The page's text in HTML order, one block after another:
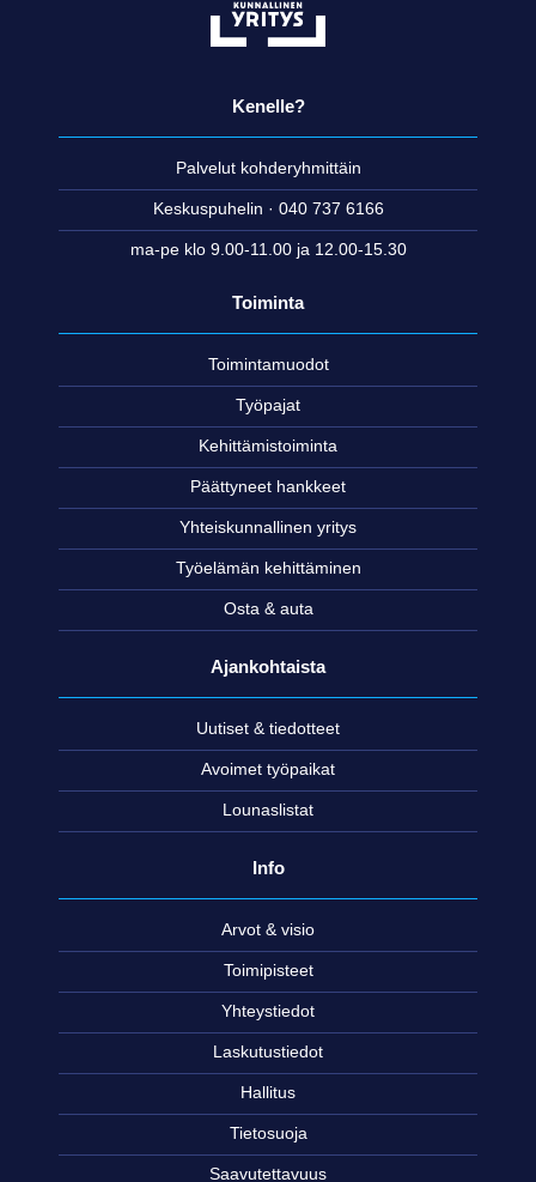
Kenelle?
Palvelut kohderyhmittäin
Keskuspuhelin · 040 737 6166
ma-pe klo 9.00-11.00 ja 12.00-15.30
Toiminta
Toimintamuodot
Työpajat
Kehittämistoiminta
Päättyneet hankkeet
Yhteiskunnallinen yritys
Työelämän kehittäminen
Osta & auta
Ajankohtaista
Uutiset & tiedotteet
Avoimet työpaikat
Lounaslistat
Info
Arvot & visio
Toimipisteet
Yhteystiedot
Laskutustiedot
Hallitus
Tietosuoja
Saavutettavuus